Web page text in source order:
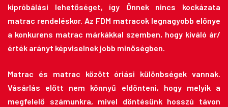
kipróbálási lehetőséget, így Önnek nincs kockázata
matrac rendeléskor. Az FDM matracok legnagyobb előnye
a konkurens matrac márkákkal szemben, hogy kiváló ár/
érték arányt képviselnek jobb minőségben.
Matrac és matrac között óriási különbségek vannak.
Vásárlás előtt nem könnyű eldönteni, hogy melyik a
megfelelő számunkra, mivel döntésünk hosszú távon